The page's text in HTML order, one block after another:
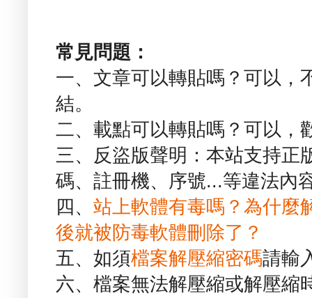
常見問題：
一、文章可以轉貼嗎？可以，
結。
二、載點可以轉貼嗎？可以，
三、反盜版聲明：本站支持正
碼、註冊機、序號...等違法內
四、 站上軟體有毒嗎？為什麼
後就被防毒軟體刪除了？
五、如須檔案解壓縮密碼請輸
六、檔案無法解壓縮或解壓縮